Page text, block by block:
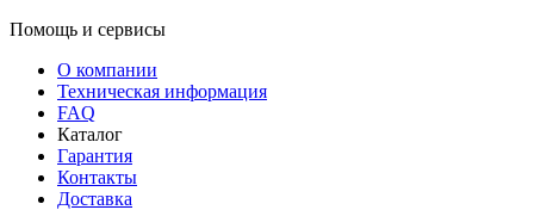
Помощь и сервисы
О компании
Техническая информация
FAQ
Каталог
Гарантия
Контакты
Доставка